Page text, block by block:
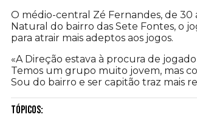
O médio-central Zé Fernandes, de
Natural do bairro das Sete Fontes, o
para atrair mais adeptos aos jogos.
«A Direção estava à procura de
Temos um grupo muito jovem, mas
Sou do bairro e ser capitão traz mais
Tópicos: